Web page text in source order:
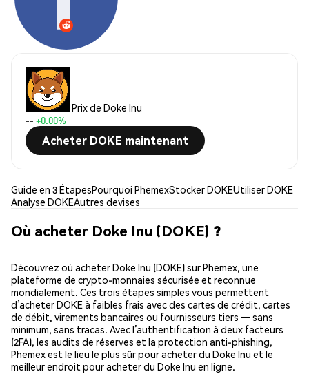
Prix de Doke Inu
-- +0.00%
Acheter DOKE maintenant
Guide en 3 ÉtapesPourquoi PhemexStocker DOKEUtiliser DOKE
Analyse DOKEAutres devises
Où acheter Doke Inu (DOKE) ?
Découvrez où acheter Doke Inu (DOKE) sur Phemex, une
plateforme de crypto-monnaies sécurisée et reconnue
mondialement. Ces trois étapes simples vous permettent
d’acheter DOKE à faibles frais avec des cartes de crédit, cartes
de débit, virements bancaires ou fournisseurs tiers — sans
minimum, sans tracas. Avec l’authentification à deux facteurs
(2FA), les audits de réserves et la protection anti-phishing,
Phemex est le lieu le plus sûr pour acheter du Doke Inu et le
meilleur endroit pour acheter du Doke Inu en ligne.